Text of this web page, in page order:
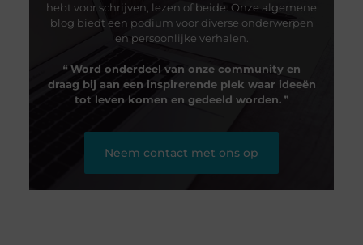
hebt voor schrijven, lezen of beide. Onze algemene
blog biedt een podium voor diverse onderwerpen
en persoonlijke verhalen.
❝ Word onderdeel van onze community en
draag bij aan een inspirerende plek waar ideeën
tot leven komen en gedeeld worden.❞
Neem contact met ons op